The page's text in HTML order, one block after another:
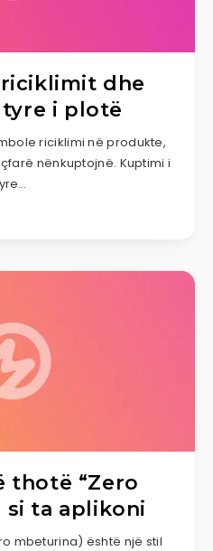
dhe
i plotë
riciklimi në produkte,
nënkuptojnë. Kuptimi i
thotë “Zero
si ta aplikoni
mbeturina) është një stil